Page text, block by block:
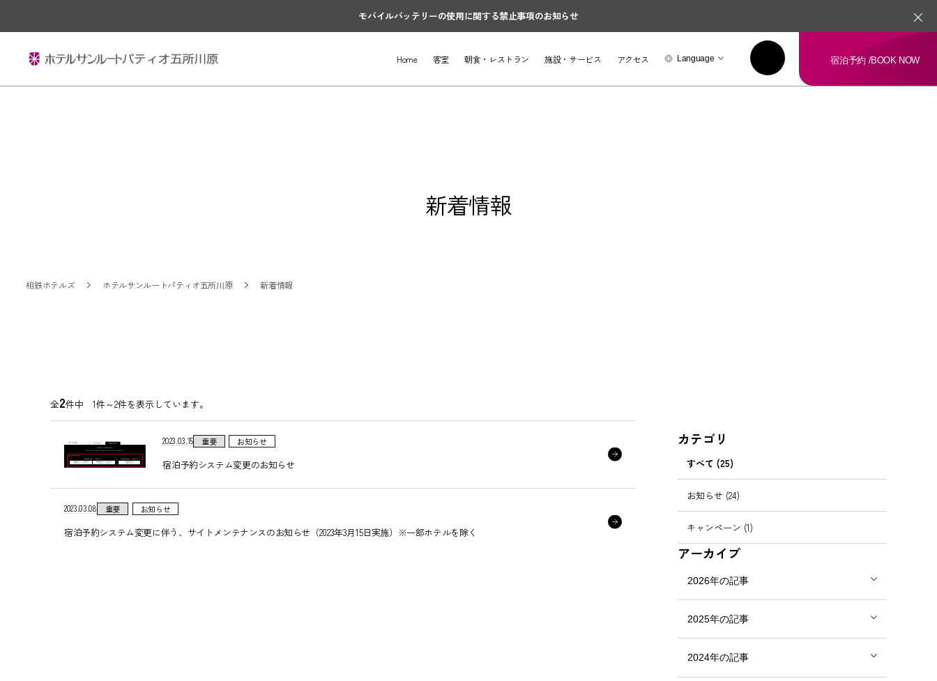
モバイルバッテリーの使用に関する禁止事項のお知らせ
Home 客室 朝食・レストラン 施設・サービス アクセス Language 宿泊予約 /BOOK NOW
新着情報
相鉄ホテルズ ホテルサンルートパティオ五所川原 新着情報
全2件中 1件～2件を表示しています。
2023.03.15 重要 お知らせ
宿泊予約システム変更のお知らせ
2023.03.08 重要 お知らせ
宿泊予約システム変更に伴う、サイトメンテナンスのお知らせ（2023年3月15日実施）※一部ホテルを除く
カテゴリ
すべて (25)
お知らせ (24)
キャンペーン (1)
アーカイブ
2026年の記事
2025年の記事
2024年の記事